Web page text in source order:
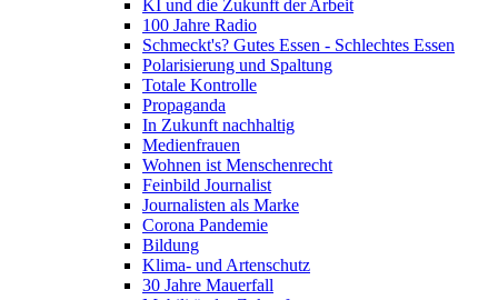
KI und die Zukunft der Arbeit
100 Jahre Radio
Schmeckt's? Gutes Essen - Schlechtes Essen
Polarisierung und Spaltung
Totale Kontrolle
Propaganda
In Zukunft nachhaltig
Medienfrauen
Wohnen ist Menschenrecht
Feinbild Journalist
Journalisten als Marke
Corona Pandemie
Bildung
Klima- und Artenschutz
30 Jahre Mauerfall